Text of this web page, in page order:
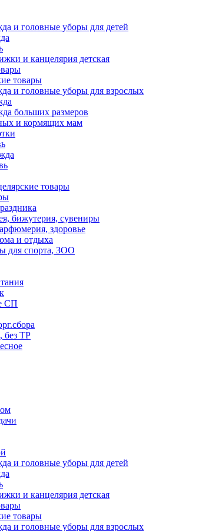
и головные уборы для детей
и канцелярия детская
товары
и головные уборы для взрослых
больших размеров
и кормящих мам
товары
бижутерия, сувениры
здоровье
и отдыха
для спорта, ЗОО
СП
без ТР
и головные уборы для детей
и канцелярия детская
товары
и головные уборы для взрослых